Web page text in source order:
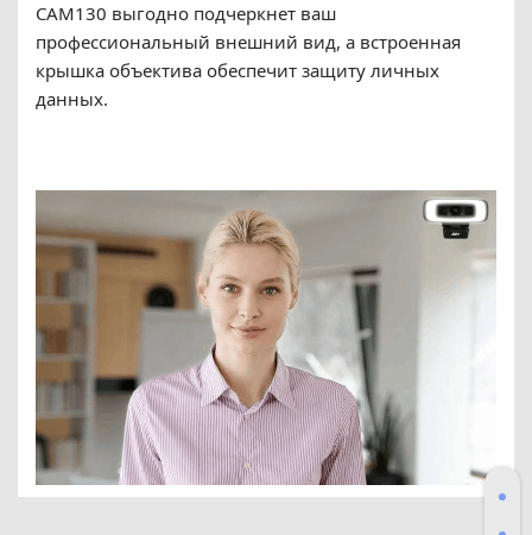
CAM130 выгодно подчеркнет ваш
профессиональный внешний вид, а встроенная
крышка объектива обеспечит защиту личных
данных.